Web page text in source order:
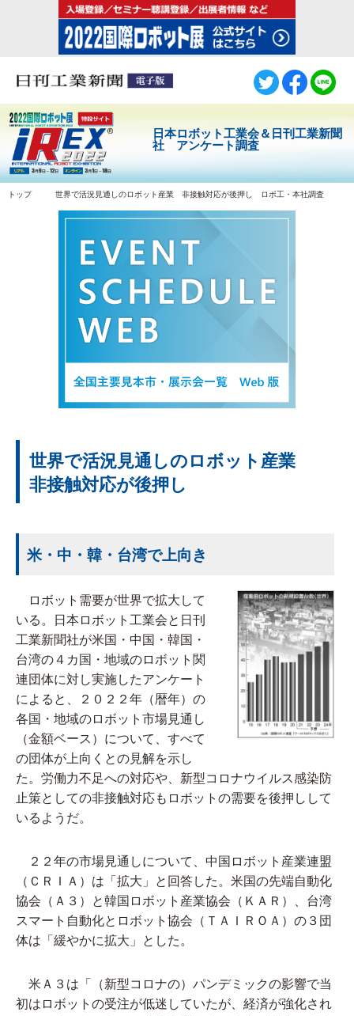
トップ 世界で活況見通しのロボット産業 非接触対応が後押し ロボ工・本社調査
日本ロボット工業会＆日刊工業新聞
社 アンケート調査
世界で活況見通しのロボット産業
非接触対応が後押し
米・中・韓・台湾で上向き
ロボット需要が世界で拡大して
いる。日本ロボット工業会と日刊
工業新聞社が米国・中国・韓国・
台湾の４カ国・地域のロボット関
連団体に対し実施したアンケート
によると、２０２２年（暦年）の
各国・地域のロボット市場見通し
（金額ベース）について、すべて
の団体が上向くとの見解を示し
た。労働力不足への対応や、新型コロナウイルス感染防
止策としての非接触対応もロボットの需要を後押しして
いるようだ。
２２年の市場見通しについて、中国ロボット産業連盟
（ＣＲＩＡ）は「拡大」と回答した。米国の先端自動化
協会（Ａ３）と韓国ロボット産業協会（ＫＡＲ）、台湾
スマート自動化とロボット協会（ＴＡＩＲＯＡ）の３団
体は「緩やかに拡大」とした。
米Ａ３は「（新型コロナの）パンデミックの影響で当
初はロボットの受注が低迷していたが、経済が強化され